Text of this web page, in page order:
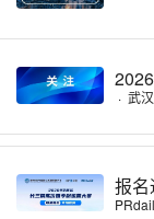
· 武
报